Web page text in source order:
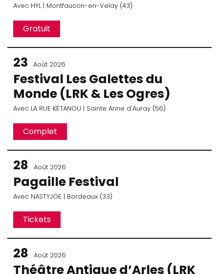
Avec HYL | Montfaucon-en-Velay (43)
Gratuit
23 Août 2026
Festival Les Galettes du
Monde (LRK & Les Ogres)
Avec LA RUE KÉTANOU | Sainte Anne d'Auray (56)
Complet
28 Août 2026
Pagaille Festival
Avec NASTYJOE | Bordeaux (33)
Tickets
28 Août 2026
Théâtre Antique d’Arles (LRK